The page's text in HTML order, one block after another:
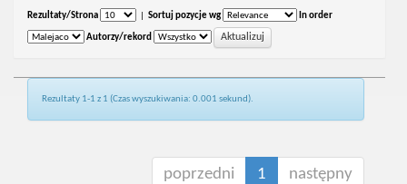
Rezultaty/Strona Sortuj pozycje wg In order
Autorzy/rekord
Rezultaty 1-1 z 1 (Czas wyszukiwania: 0.001 sekund).
poprzedni 1 następny